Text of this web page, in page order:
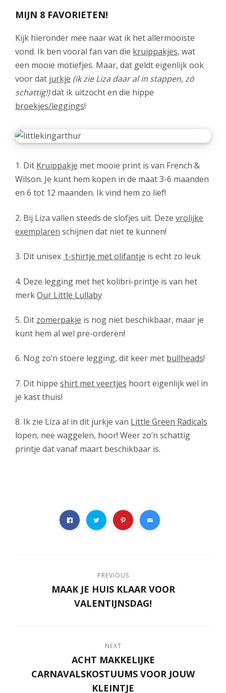
MIJN 8 FAVORIETEN!
Kijk hieronder mee naar wat ik het allermooiste
vond. Ik ben vooral fan van die kruippakjes, wat
een mooie motiefjes. Maar, dat geldt eigenlijk ook
voor dat jurkje (ik zie Liza daar al in stappen, zó
schattig!)dat ik uitzocht en die hippe
broekjes/leggings!
1. Dit Kruippakje met mooie print is van French &
Wilson. Je kunt hem kopen in de maat 3-6 maanden
en 6 tot 12 maanden. Ik vind hem zo lief!
2. Bij Liza vallen steeds de slofjes uit. Deze vrolijke
exemplaren schijnen dat niet te kunnen!
3. Dit unisex t-shirtje met olifantje is echt zo leuk
4. Deze legging met het kolibri-printje is van het
merkOur Little Lullaby
5. Dit zomerpakje is nog niet beschikbaar, maar je
kunt hem al wel pre-orderen!
6. Nog zo’n stoere legging, dit keer met bullheads!
7. Dit hippe shirt met veertjes hoort eigenlijk wel in
je kast thuis!
8. Ik zie Liza al in dit jurkje van Little Green Radicals
lopen, nee waggelen, hoor! Weer zo’n schattig
printje dat vanaf maart beschikbaar is.
PREVIOUS
MAAK JE HUIS KLAAR VOOR
VALENTIJNSDAG!​
NEXT
ACHT MAKKELIJKE
CARNAVALSKOSTUUMS VOOR JOUW
KLEINTJE